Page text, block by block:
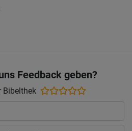
Feedback geben?
Bibelthek